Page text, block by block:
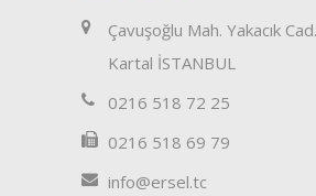
Çavuşoğlu Mah. Yakacık
Kartal İSTANBUL
0216 518 72 25
0216 518 69 79
info@ersel.tc